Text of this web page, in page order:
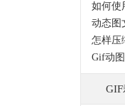
如何使
动态图
怎样压
Gif动